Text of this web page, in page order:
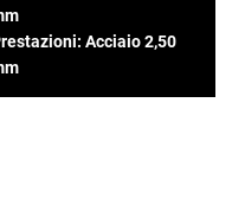
Acciaio 2,50